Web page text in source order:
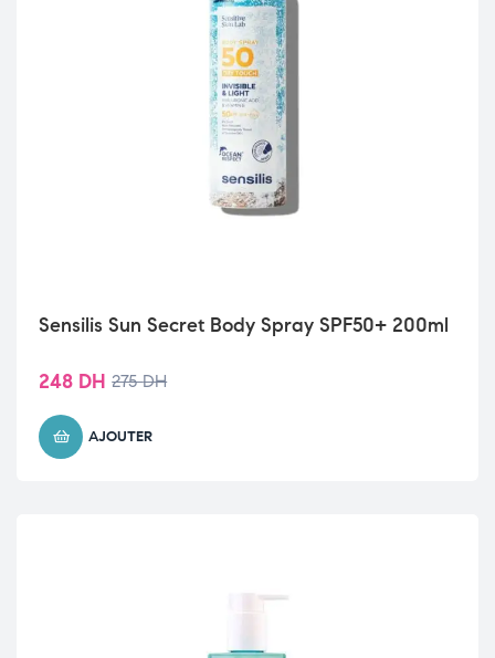
Sensilis Sun Secret Body Spray SPF50+ 200ml
275DH
248 DH
AJOUTER